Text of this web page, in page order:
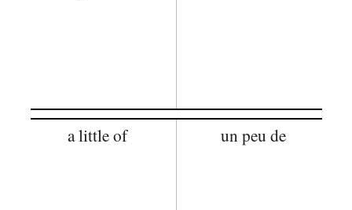
a little of un peu de